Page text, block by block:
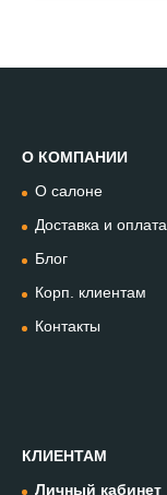
О КОМПАНИИ
О салоне
Доставка и оплата
Блог
Корп. клиентам
Контакты
КЛИЕНТАМ
Личный кабинет